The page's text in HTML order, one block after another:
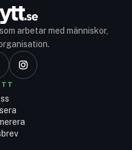
arbetar med människor,